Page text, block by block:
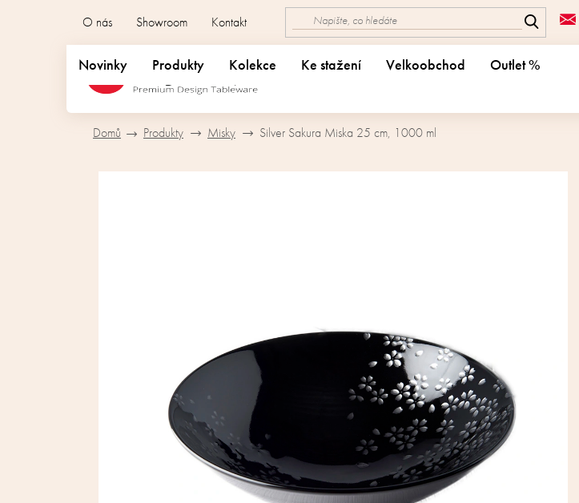
O nás Showroom Kontakt
Novinky Produkty Kolekce Ke stažení Velkoobchod Outlet %
Domů Produkty Misky Silver Sakura Miska 25 cm, 1000 ml